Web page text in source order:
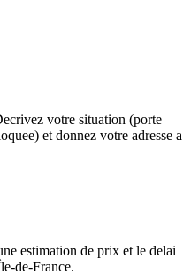
votre situation (porte
et donnez votre adresse a
estimation de prix et le delai
de-France.